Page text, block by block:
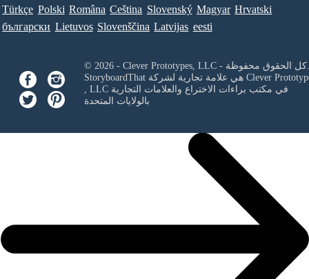
Türkçe Polski Româna Ceština Slovenský Magyar Hrvatski
български Lietuvos Slovenščina Latvijas eesti
© 2026 - Clever Prototypes, LLC - كل الحقوق محفوظة.
StoryboardThat هي علامة تجارية لشركة Clever
, LLCفي مكتب براءات الاختراع والعلامات التجارية
بالولايات المتحدة